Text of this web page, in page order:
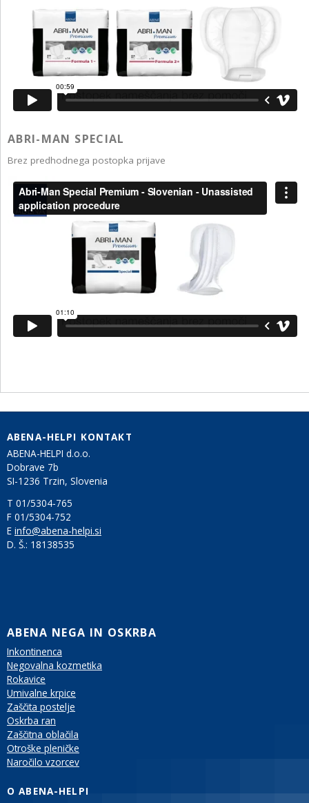
ABRI-MAN SPECIAL
Brez predhodnega postopka prijave
ABENA-HELPI KONTAKT
ABENA-HELPI d.o.o.
Dobrave 7b
SI-1236 Trzin, Slovenia
T 01/5304-765
F 01/5304-752
E info@abena-helpi.si
D. Š.: 18138535
ABENA NEGA IN OSKRBA
Inkontinenca
Negovalna kozmetika
Rokavice
Umivalne krpice
Zaščita postelje
Oskrba ran
Zaščitna oblačila
Otroške pleničke
Naročilo vzorcev
O ABENA-HELPI